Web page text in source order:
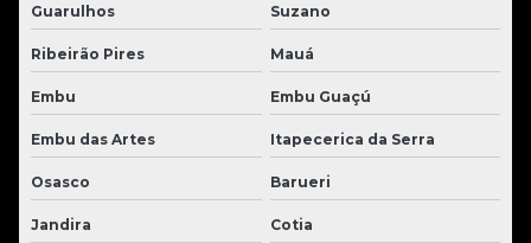
Guarulhos Suzano
Ribeirão Pires Mauá
Embu Embu Guaçú
Embu das Artes Itapecerica da Serra
Osasco Barueri
Jandira Cotia